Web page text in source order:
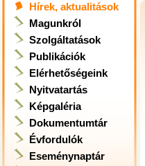
Hírek, aktualitások
Magunkról
Szolgáltatások
Publikációk
Elérhetőségeink
Nyitvatartás
Képgaléria
Dokumentumtár
Évfordulók
Eseménynaptár